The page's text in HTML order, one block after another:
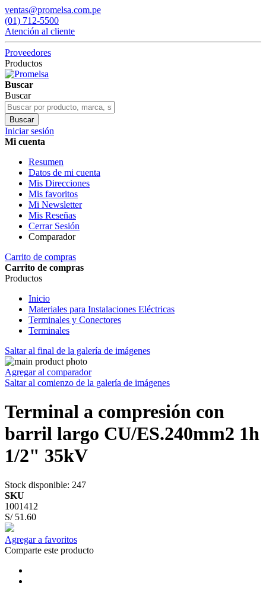
ventas@promelsa.com.pe
(01) 712-5500
Atención al cliente
Proveedores
Productos
Buscar
Buscar
Buscar
Iniciar sesión
Mi cuenta
Resumen
Datos de mi cuenta
Mis Direcciones
Mis favoritos
Mi Newsletter
Mis Reseñas
Cerrar Sesión
Comparador
Carrito de compras
Carrito de compras
Productos
Inicio
Materiales para Instalaciones Eléctricas
Terminales y Conectores
Terminales
Saltar al final de la galería de imágenes
Agregar al comparador
Saltar al comienzo de la galería de imágenes
Terminal a compresión con
barril largo CU/ES.240mm2 1h
1/2" 35kV
Stock disponible: 247
SKU
1001412
S/ 51.60
Agregar a favoritos
Comparte este producto